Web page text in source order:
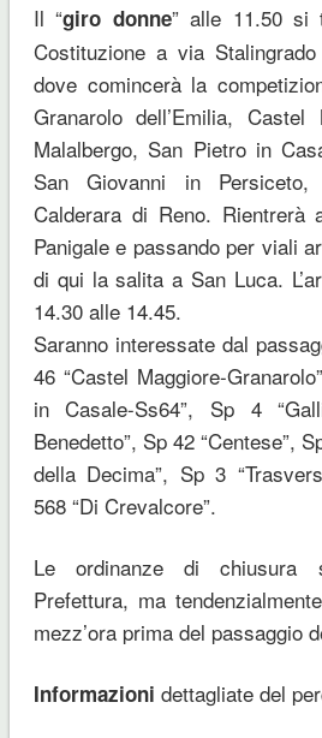
Il “giro donne” alle 11.50 si
Costituzione a via
dove comincerà la
Granarolo dell’Emilia, Castel
Malalbergo, San Pietro in
San Giovanni in Persiceto,
Calderara di Reno. Rientrerà
Panigale e passando per viali
di qui la salita a San Luca.
14.30 alle 14.45.
Saranno interessate dal
46 “Castel Maggiore-
in Casale-Ss64”, Sp 4
Benedetto”, Sp 42 “Centese”,
della Decima”, Sp 3
568 “Di Crevalcore”.
Le ordinanze di chiusura
Prefettura, ma
mezz’ora prima del passaggio
Informazioni dettagliate del